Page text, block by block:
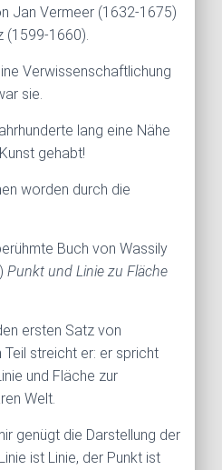
Jan Vermeer (1632-1675)
(1599-1660).
Verwissenschaftlichung
sie.
lang eine Nähe
gehabt!
worden durch die
Buch von Wassily
Punkt und Linie zu Fläche
ersten Satz von
streicht er: er spricht
und Fläche zur
Welt.
genügt die Darstellung der
ist Linie, der Punkt ist